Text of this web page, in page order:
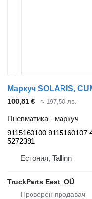
100,81 € ≈ 197,50 лв.
Пневматика - маркуч
9115160100 9115160107
5272391
Естония, Tallinn
TruckParts Eesti OÜ